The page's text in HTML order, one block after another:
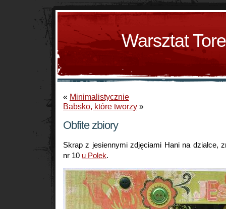
Warsztat
« Minimalistycznie
Babsko, które tworzy »
Obfite zbiory
Skrap z jesiennymi zdjęciami Hani na działce,
nr 10 u Polek.